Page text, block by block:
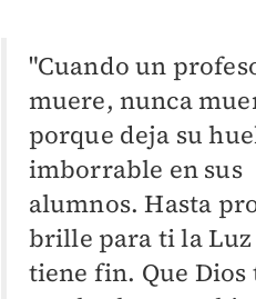
"Cuando un
muere, nunca
porque deja su
imborrable en sus
alumnos.Hasta
brille para ti la Luz
tiene fin. Que